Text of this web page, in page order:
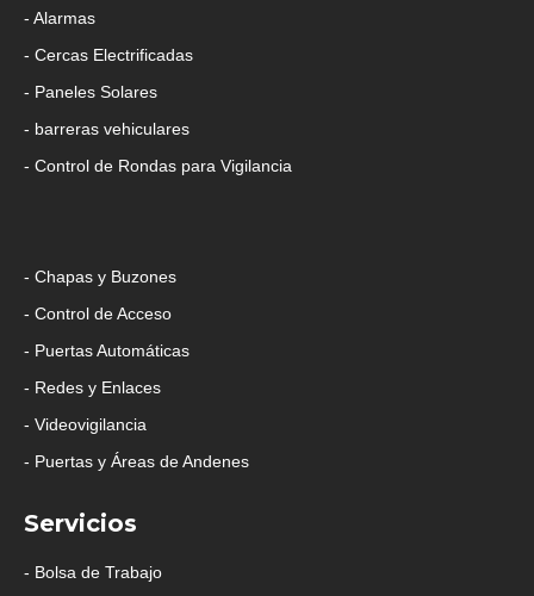
- Alarmas
- Cercas Electrificadas
- Paneles Solares
- barreras vehiculares
- Control de Rondas para Vigilancia
- Chapas y Buzones
- Control de Acceso
- Puertas Automáticas
- Redes y Enlaces
- Videovigilancia
- Puertas y Áreas de Andenes
Servicios
- Bolsa de Trabajo